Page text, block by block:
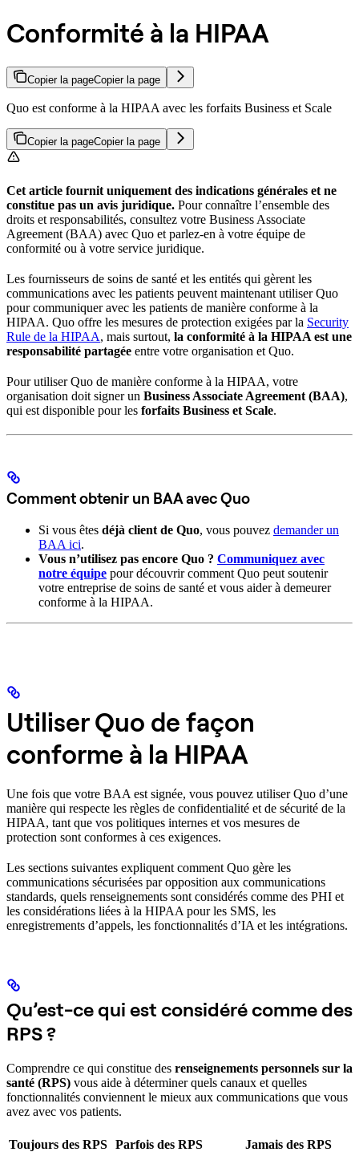
Conformité à la HIPAA
Copier la pageCopier la page
Quo est conforme à la HIPAA avec les forfaits Business et Scale
Copier la pageCopier la page
Cet article fournit uniquement des indications générales et ne
constitue pas un avis juridique. Pour connaître l’ensemble des
droits et responsabilités, consultez votre Business Associate
Agreement (BAA) avec Quo et parlez-en à votre équipe de
conformité ou à votre service juridique.
Les fournisseurs de soins de santé et les entités qui gèrent les
communications avec les patients peuvent maintenant utiliser Quo
pour communiquer avec les patients de manière conforme à la
HIPAA. Quo offre les mesures de protection exigées par la Security
Rule de la HIPAA, mais surtout, la conformité à la HIPAA est une
responsabilité partagée entre votre organisation et Quo.
Pour utiliser Quo de manière conforme à la HIPAA, votre
organisation doit signer un Business Associate Agreement (BAA),
qui est disponible pour les forfaits Business et Scale.
Comment obtenir un BAA avec Quo
Si vous êtes déjà client de Quo, vous pouvez demander un
BAA ici.
Vous n’utilisez pas encore Quo ? Communiquez avec
notre équipe pour découvrir comment Quo peut soutenir
votre entreprise de soins de santé et vous aider à demeurer
conforme à la HIPAA.
Utiliser Quo de façon
conforme à la HIPAA
Une fois que votre BAA est signée, vous pouvez utiliser Quo d’une
manière qui respecte les règles de confidentialité et de sécurité de la
HIPAA, tant que vos politiques internes et vos mesures de
protection sont conformes à ces exigences.
Les sections suivantes expliquent comment Quo gère les
communications sécurisées par opposition aux communications
standards, quels renseignements sont considérés comme des PHI et
les considérations liées à la HIPAA pour les SMS, les
enregistrements d’appels, les fonctionnalités d’IA et les intégrations.
Qu’est-ce qui est considéré comme des
RPS ?
Comprendre ce qui constitue des renseignements personnels sur la
santé (RPS) vous aide à déterminer quels canaux et quelles
fonctionnalités conviennent le mieux aux communications que vous
avez avec vos patients.
Toujours des RPS Parfois des RPS
Jamais des RPS